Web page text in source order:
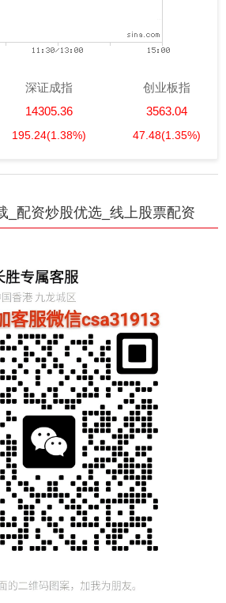
深证成指
14305.36
195.24(1.38%)
创业板指
3563.04
47.48(1.35%)
_配资炒股优选_线上股票配资